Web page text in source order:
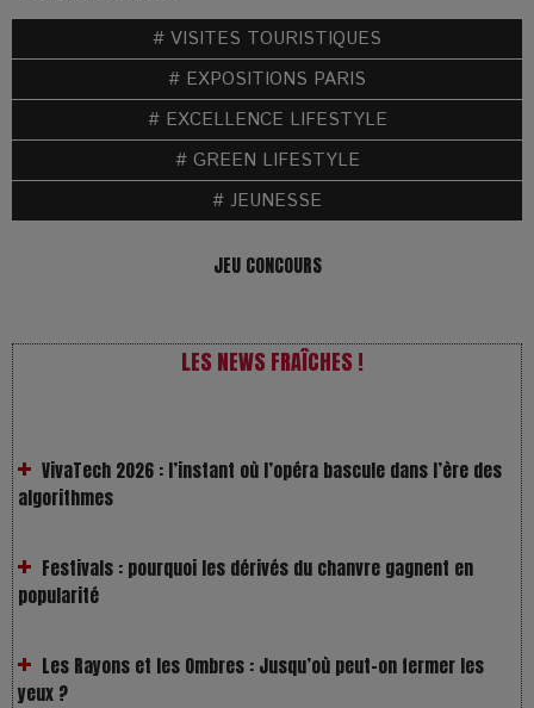
# VISITES TOURISTIQUES
# EXPOSITIONS PARIS
# EXCELLENCE LIFESTYLE
# GREEN LIFESTYLE
# JEUNESSE
JEU CONCOURS
LES NEWS FRAÎCHES !